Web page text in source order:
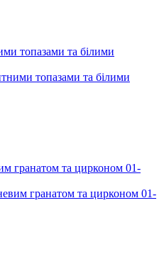
топазами та білими
гранатом та цирконом 01-